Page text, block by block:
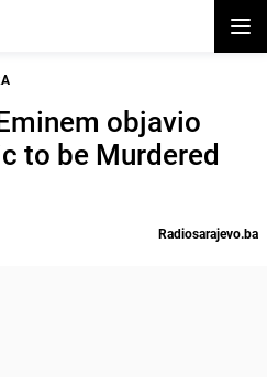
objavio
to be Murdered
Radiosarajevo.ba